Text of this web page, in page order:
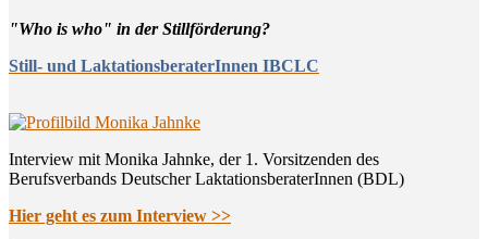
"Who is who" in der Stillförderung?
Still- und LaktationsberaterInnen IBCLC
Interview mit Monika Jahnke, der 1. Vorsitzenden des
Berufsverbands Deutscher LaktationsberaterInnen (BDL)
Hier geht es zum Interview >>